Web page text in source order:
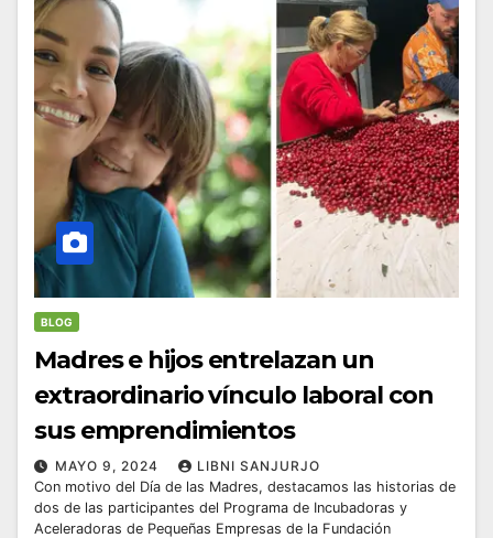
BLOG
Madres e hijos entrelazan un
extraordinario vínculo laboral con
sus emprendimientos
MAYO 9, 2024
LIBNI SANJURJO
Con motivo del Día de las Madres, destacamos las historias de
dos de las participantes del Programa de Incubadoras y
Aceleradoras de Pequeñas Empresas de la Fundación